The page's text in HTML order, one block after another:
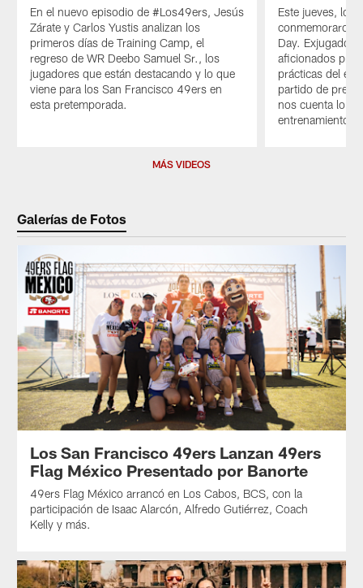
En el nuevo episodio de #Los49ers, Jesús
Zárate y Carlos Yustis analizan los
primeros días de Training Camp, el
regreso de WR Deebo Samuel Sr., los
jugadores que están destacando y lo que
viene para los San Francisco 49ers en
esta pretemporada.
Este jueves, los
conmemoraron
Day.
aficionados
prácticas del
partido de
nos cuenta lo
entrenamientos.
MÁS VIDEOS
Galerías de Fotos
Los San Francisco 49ers Lanzan 49ers
Flag México Presentado por Banorte
49ers Flag México arrancó en Los Cabos, BCS, con la
participación de Isaac Alarcón, Alfredo Gutiérrez, Coach
Kelly y más.